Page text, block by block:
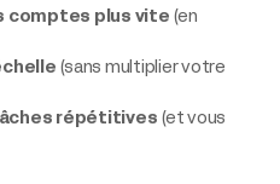
comptes plus vite (en
(sans multiplier votre
répétitives (et vous